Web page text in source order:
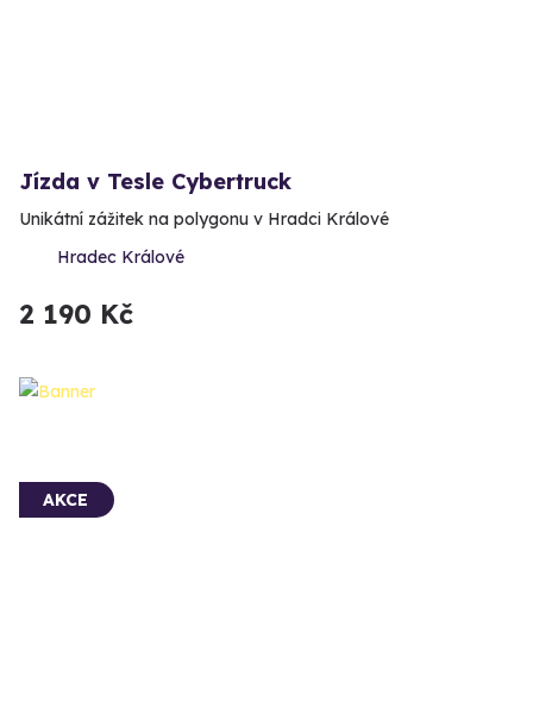
Jízda v Tesle Cybertruck
Unikátní zážitek na polygonu v Hradci Králové
Hradec Králové
2 190 Kč
AKCE